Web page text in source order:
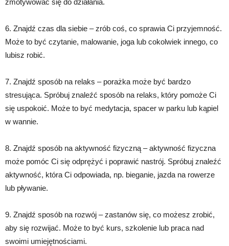
6. Znajdź czas dla siebie – zrób coś, co sprawia Ci przyjemność.
Może to być czytanie, malowanie, joga lub cokolwiek innego, co
lubisz robić.
7. Znajdź sposób na relaks – porażka może być bardzo
stresująca. Spróbuj znaleźć sposób na relaks, który pomoże Ci
się uspokoić. Może to być medytacja, spacer w parku lub kąpiel
w wannie.
8. Znajdź sposób na aktywność fizyczną – aktywność fizyczna
może pomóc Ci się odprężyć i poprawić nastrój. Spróbuj znaleźć
aktywność, która Ci odpowiada, np. bieganie, jazda na rowerze
lub pływanie.
9. Znajdź sposób na rozwój – zastanów się, co możesz zrobić,
aby się rozwijać. Może to być kurs, szkolenie lub praca nad
swoimi umiejętnościami.